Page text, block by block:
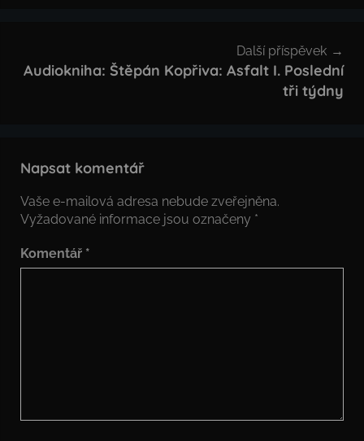
Další příspěvek
Audiokniha: Štěpán Kopřiva: Asfalt I. Poslední
tři týdny
Napsat komentář
Vaše e-mailová adresa nebude zveřejněna.
Vyžadované informace jsou označeny *
Komentář *